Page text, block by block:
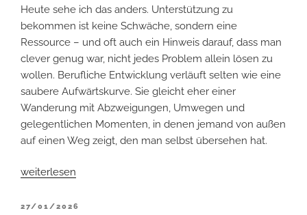
Heute sehe ich das anders. Unterstützung zu
bekommen ist keine Schwäche, sondern eine
Ressource – und oft auch ein Hinweis darauf, dass man
clever genug war, nicht jedes Problem allein lösen zu
wollen. Berufliche Entwicklung verläuft selten wie eine
saubere Aufwärtskurve. Sie gleicht eher einer
Wanderung mit Abzweigungen, Umwegen und
gelegentlichen Momenten, in denen jemand von außen
auf einen Weg zeigt, den man selbst übersehen hat.
„Die
von
weiterlesen
VERÖFFENTLICHT
27/01/2026